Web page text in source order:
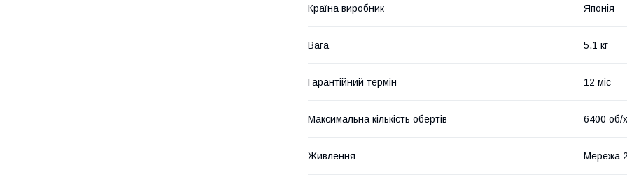
Країна виробник Японія
Вага 5.1 кг
Гарантійний термін 12 міс
Максимальна кількість обертів 6400 об/
Живлення Мережа